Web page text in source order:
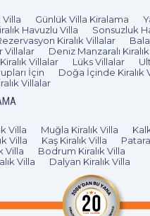
Villa Günlük Villa Kiralama
Havuzlu Villa
Sonsuzluk
Kiralık Villalar
Villalar
Deniz Manzaralı
Villalar
Lüks Villalar
İçin
Doğa İçinde Kiralık
Villalar
Villa Muğla Kiralık Villa
Villa
Kaş Kiralık Villa
Villa
Bodrum Kiralık Villa
Villa
Dalyan Kiralık Villa